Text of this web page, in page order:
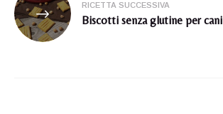
RICETTA SUCCESSIVA
Biscotti senza glutine per cani